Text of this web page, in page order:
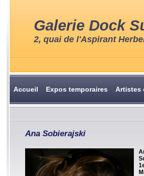
Galerie Dock
2, quai de l'Aspirant
Accueil Expos temporaires Artistes
Ana Sobierajski